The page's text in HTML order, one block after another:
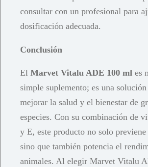
consultar con un profesional para
dosificación adecuada.
Conclusión
El Marvet Vitalu ADE 100 ml es
simple suplemento; es una
mejorar la salud y el bienestar de
especies. Con su combinación de
y E, este producto no solo
sino que también potencia el
animales. Al elegir Marvet Vitalu